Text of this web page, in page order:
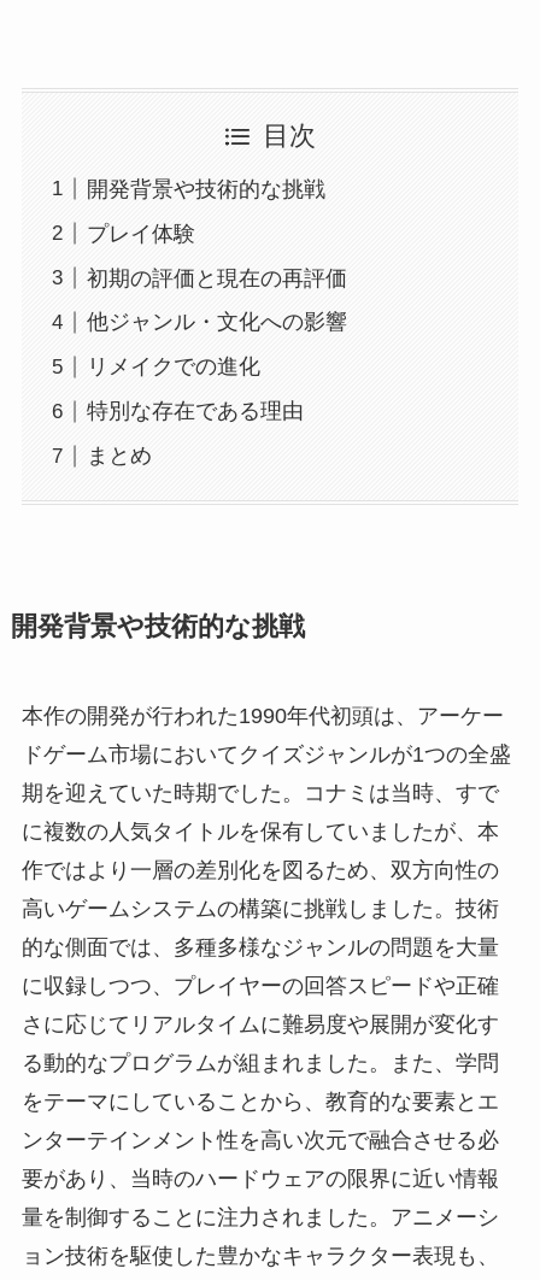
目次
開発背景や技術的な挑戦
プレイ体験
初期の評価と現在の再評価
他ジャンル・文化への影響
リメイクでの進化
特別な存在である理由
まとめ
開発背景や技術的な挑戦
本作の開発が行われた1990年代初頭は、アーケー
ドゲーム市場においてクイズジャンルが1つの全盛
期を迎えていた時期でした。コナミは当時、すで
に複数の人気タイトルを保有していましたが、本
作ではより一層の差別化を図るため、双方向性の
高いゲームシステムの構築に挑戦しました。技術
的な側面では、多種多様なジャンルの問題を大量
に収録しつつ、プレイヤーの回答スピードや正確
さに応じてリアルタイムに難易度や展開が変化す
る動的なプログラムが組まれました。また、学問
をテーマにしていることから、教育的な要素とエ
ンターテインメント性を高い次元で融合させる必
要があり、当時のハードウェアの限界に近い情報
量を制御することに注力されました。アニメーシ
ョン技術を駆使した豊かなキャラクター表現も、